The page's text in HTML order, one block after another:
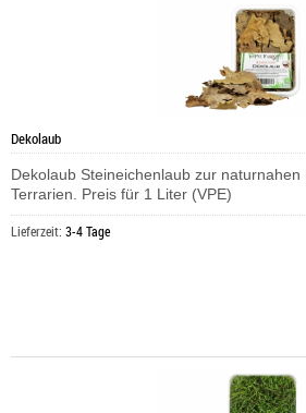
Dekolaub
Dekolaub Steineichenlaub zur naturnahen
Terrarien. Preis für 1 Liter (VPE)
Lieferzeit: 3-4 Tage